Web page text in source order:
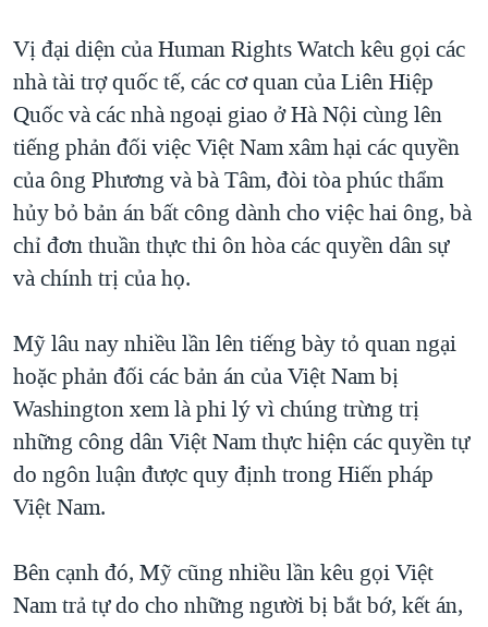
Vị đại diện của Human Rights Watch kêu gọi các
nhà tài trợ quốc tế, các cơ quan của Liên Hiệp
Quốc và các nhà ngoại giao ở Hà Nội cùng lên
tiếng phản đối việc Việt Nam xâm hại các quyền
của ông Phương và bà Tâm, đòi tòa phúc thẩm
hủy bỏ bản án bất công dành cho việc hai ông, bà
chỉ đơn thuần thực thi ôn hòa các quyền dân sự
và chính trị của họ.
Mỹ lâu nay nhiều lần lên tiếng bày tỏ quan ngại
hoặc phản đối các bản án của Việt Nam bị
Washington xem là phi lý vì chúng trừng trị
những công dân Việt Nam thực hiện các quyền tự
do ngôn luận được quy định trong Hiến pháp
Việt Nam.
Bên cạnh đó, Mỹ cũng nhiều lần kêu gọi Việt
Nam trả tự do cho những người bị bắt bớ, kết án,